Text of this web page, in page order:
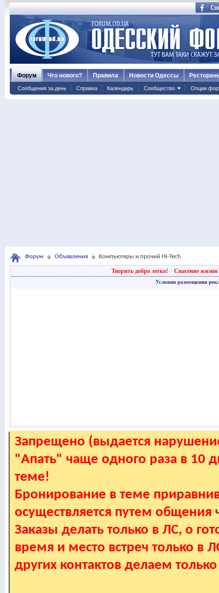
Форум
Сообщения за день Справка Календарь Сообщество Опции
Что нового? Правила Новости Одессы
Форум Объявления Компьютеры и прочий Hi-Tech
Творить добро легко! Спасение жизни
Условия размещения
Запрещено (выдается
"Апать" чаще одного раза в 10
теме!
Бронирование в теме
осуществляется путем
Заказы делать только в ЛС, о
время и место встреч только в
других контактов делаем